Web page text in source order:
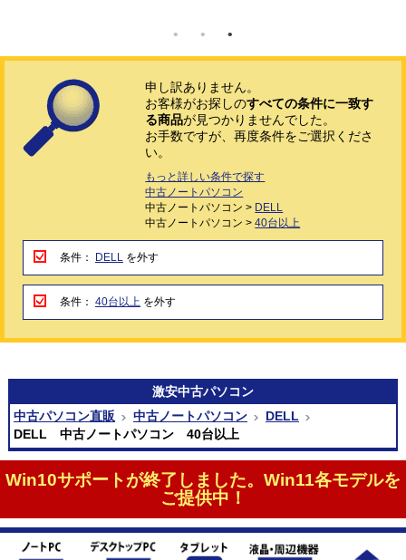
申し訳ありません。
お客様がお探しのすべての条件に一致す
る商品が見つかりませんでした。
お手数ですが、再度条件をご選択くださ
い。
もっと詳しい条件で探す
中古ノートパソコン
中古ノートパソコン > DELL
中古ノートパソコン >40台以上
条件： DELL を外す
条件： 40台以上 を外す
激安中古パソコン
中古パソコン直販
中古ノートパソコン
DELL
DELL 中古ノートパソコン 40台以上
Win10サポートが終了しました。Win11各モデルを
ご提供中！